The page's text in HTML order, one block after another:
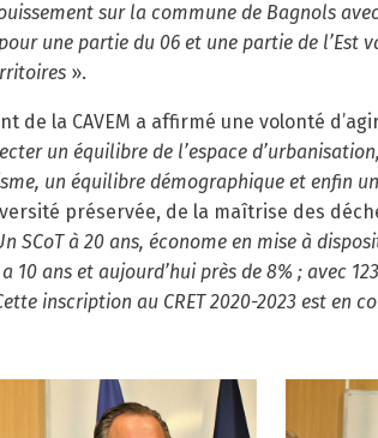
sur la commune de Bagnols
une partie du 06 et une partie de l’Est
».
de la CAVEM a affirmé une volonté
un équilibre de l’espace
un équilibre démographique et enfin
préservée, de la maîtrise des
SCoT à 20 ans, économe en mise à
10 ans et aujourd’hui près de 8% ; avec
inscription au CRET 2020-2023 est en